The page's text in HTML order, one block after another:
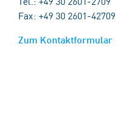
Fax: +49 30 2601-42709
Zum Kontaktformular